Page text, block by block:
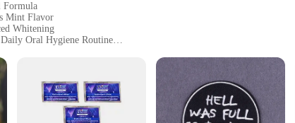
Formula
Mint Flavor
Whitening
Oral Hygiene Routine
White Technology
Whitening Toothpaste and Mouthwash
Crest 3D White Advanced Luminous Mint**